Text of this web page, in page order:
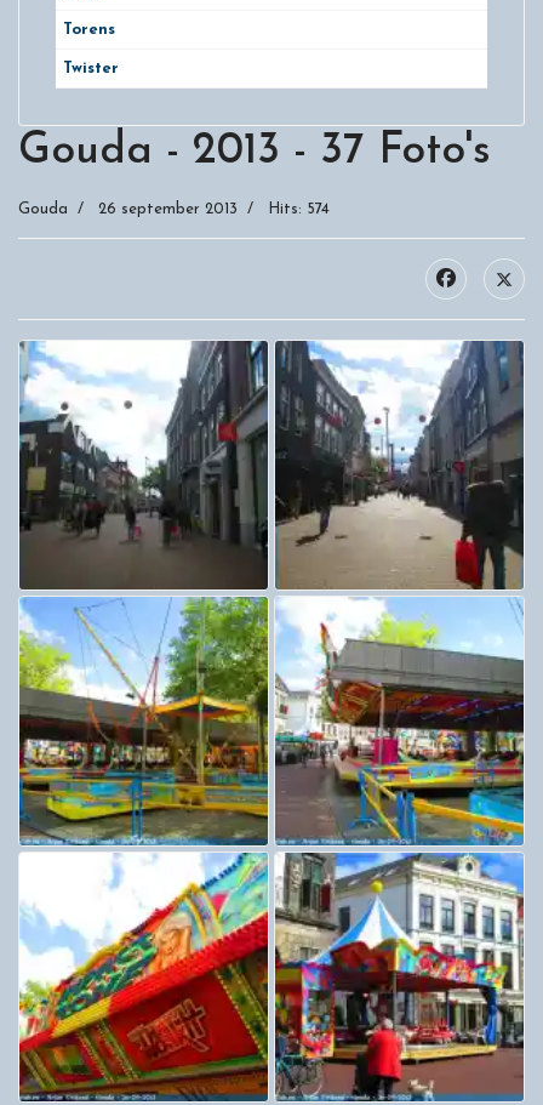
Torens
Twister
Gouda - 2013 - 37 Foto's
Gouda 26 september 2013 Hits: 574